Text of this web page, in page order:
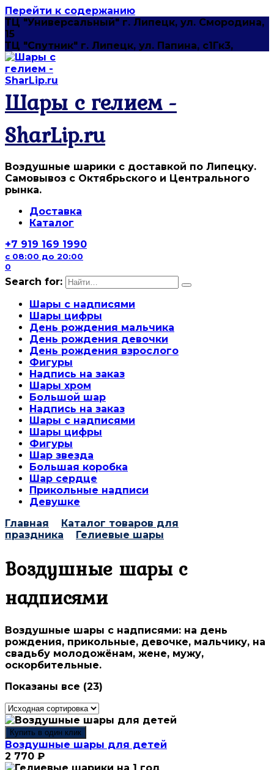
Перейти к содержанию
ТЦ "Универсальный" г. Липецк, ул. Смородина,
15
ТЦ "Спутник" г. Липецк, ул. Папина, с1Гк3,
Шары с гелием -
SharLip.ru
Воздушные шарики с доставкой по Липецку.
Самовывоз с Октябрьского и Центрального
рынка.
Доставка
Каталог
+7 919 169 1990
с 08:00 до 20:00
0
Search for:
Шары с надписями
Шары цифры
День рождения мальчика
День рождения девочки
День рождения взрослого
Фигуры
Надпись на заказ
Шары хром
Большой шар
Надпись на заказ
Шары с надписями
Шары цифры
Фигуры
Шар звезда
Большая коробка
Шар сердце
Прикольные надписи
Девушке
Главная
Каталог товаров для
праздника
Гелиевые шары
Воздушные шары с
надписями
Воздушные шары с надписями: на день
рождения, прикольные, девочке, мальчику, на
свадьбу молодожёнам, жене, мужу,
оскорбительные.
Показаны все (23)
Купить в один клик
Воздушные шары для детей
2 770 ₽